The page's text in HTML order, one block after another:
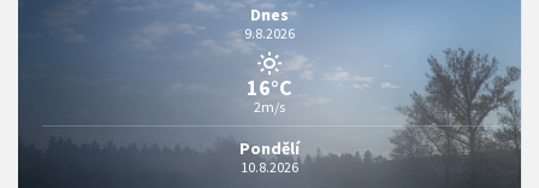
Dnes
9.8.2026
16°C
2m/s
Pondělí
10.8.2026